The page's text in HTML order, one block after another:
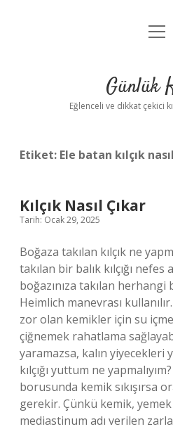
Anasayfa
Yasal
Günlük
Eğlenceli ve dikkat çekici
Etiket: Ele batan kılçık
Kılçık Nasıl Çıkar
Tarih: Ocak 29, 2025
Boğaza takılan kılçık ne
takılan bir balık kılçığı nefes
boğazınıza takılan
Heimlich manevrası
zor olan kemikler için su
çiğnemek rahatlama
yaramazsa, kalın yiyecekleri
kılçığı yuttum ne
borusunda kemik sıkışırsa
gerekir. Çünkü kemik,
mediastinum adı verilen